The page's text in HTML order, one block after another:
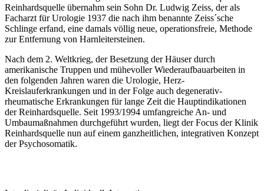
Reinhardsquelle übernahm sein Sohn Dr. Ludwig Zeiss, der als
Facharzt für Urologie 1937 die nach ihm benannte Zeiss´sche
Schlinge erfand, eine damals völlig neue, operationsfreie, Methode
zur Entfernung von Harnleitersteinen.
Nach dem 2. Weltkrieg, der Besetzung der Häuser durch
amerikanische Truppen und mühevoller Wiederaufbauarbeiten in
den folgenden Jahren waren die Urologie, Herz-
Kreislauferkrankungen und in der Folge auch degenerativ-
rheumatische Erkrankungen für lange Zeit die Hauptindikationen
der Reinhardsquelle. Seit 1993/1994 umfangreiche An- und
Umbaumaßnahmen durchgeführt wurden, liegt der Focus der Klinik
Reinhardsquelle nun auf einem ganzheitlichen, integrativen Konzept
der Psychosomatik.